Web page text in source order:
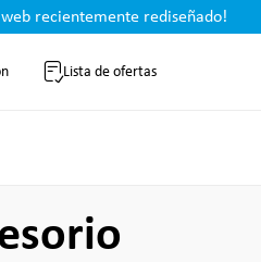
recientemente rediseñado!
Lista de ofertas